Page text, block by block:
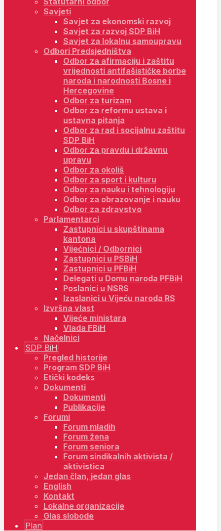
Savjeti
Savjet za ekonomski razvoj
Savjet za razvoj SDP BiH
Savjet za lokalnu samoupravu
Odbori Predsjedništva
Odbor za afirmaciju i zaštitu
vrijednosti antifašističke borbe
naroda i narodnosti Bosne i
Hercegovine
Odbor za turizam
Odbor za reformu ustava i
ustavna pitanja
Odbor za rad i socijalnu zaštitu
SDP BiH
Odbor za pravdu i državnu
upravu
Odbor za okoliš
Odbor za sport i kulturu
Odbor za nauku i tehnologiju
Odbor za obrazovanje i nauku
Odbor za zdravstvo
Parlamentarci
Zastupnici u skupštinama
kantona
Vijećnici / Odbornici
Zastupnici u PSBiH
Zastupnici u PFBiH
Delegati u Domu naroda PFBiH
Poslanici u NSRS
Izaslanici u Vijeću naroda RS
Izvršna vlast
Vijeće ministara
Vlada FBiH
Načelnici
SDP BiH
Pregled historije
Program SDP BiH
Etički kodeks
Dokumenti
Dokumenti
Publikacije
Forumi
Forum mladih
Forum žena
Forum seniora
Forum sindikalnih aktivista /
aktivistica
Jedan član, jedan glas
English
Kontakt
Lokalne organizacije
Glas slobode
Plan